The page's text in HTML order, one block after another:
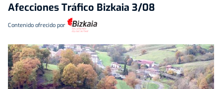
Afecciones Tráfico Bizkaia 3/08
Contenido ofrecido por